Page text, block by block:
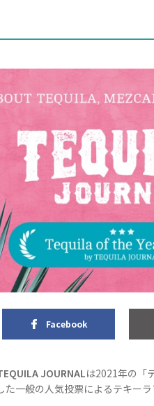
Facebook
JOURNALは2021年の「
一般の人気投票によるテキーラ